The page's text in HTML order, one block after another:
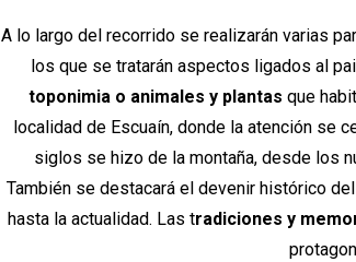
A lo largo del recorrido se realizarán varias
los que se tratarán aspectos ligados al
toponimia o animales y plantas que
localidad de Escuaín, donde la atención se
siglos se hizo de la montaña, desde los
También se destacará el devenir histórico
hasta la actualidad. Las tradiciones y